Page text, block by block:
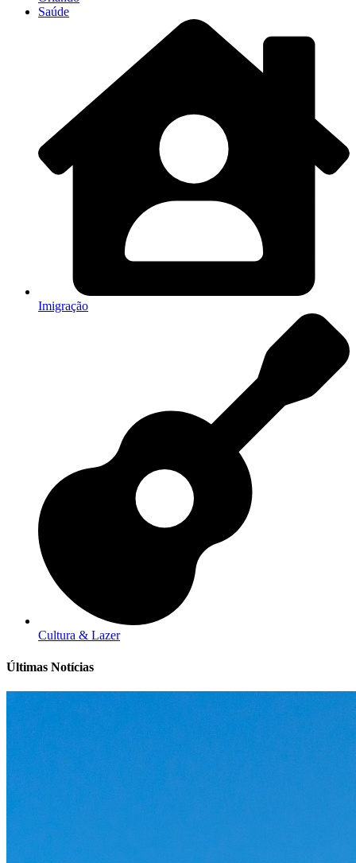
Saúde
Imigração
Cultura & Lazer
Últimas Notícias